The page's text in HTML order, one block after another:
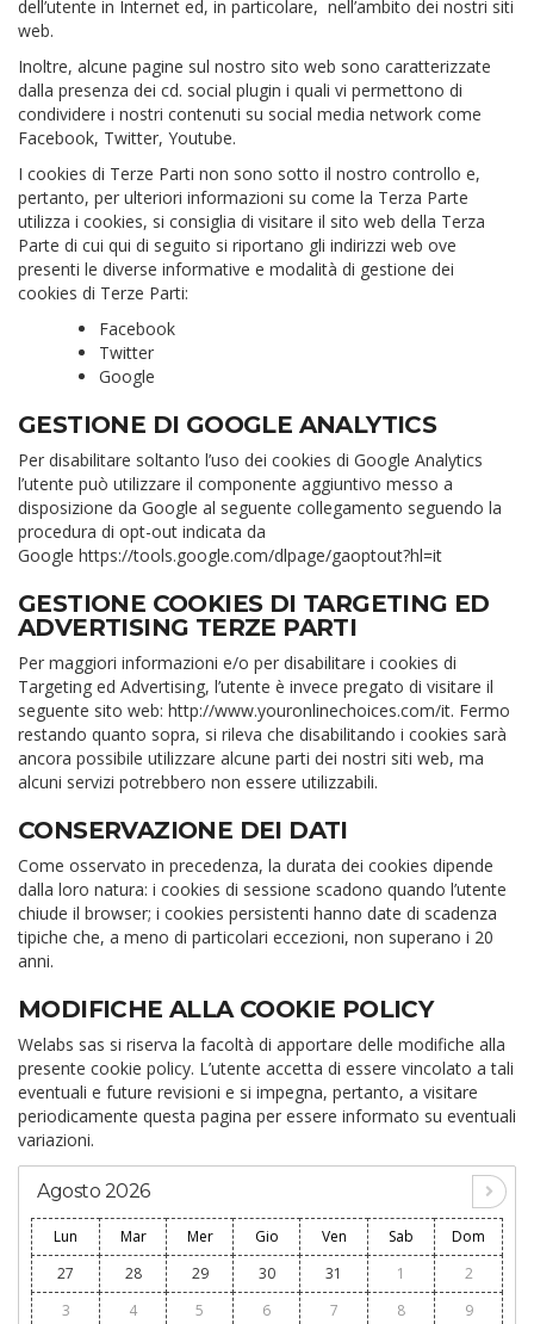
dell’utente in Internet ed, in particolare, nell’ambito dei nostri siti
web.
Inoltre, alcune pagine sul nostro sito web sono caratterizzate
dalla presenza dei cd. social plugin i quali vi permettono di
condividere i nostri contenuti su social media network come
Facebook, Twitter, Youtube.
I cookies di Terze Parti non sono sotto il nostro controllo e,
pertanto, per ulteriori informazioni su come la Terza Parte
utilizza i cookies, si consiglia di visitare il sito web della Terza
Parte di cui qui di seguito si riportano gli indirizzi web ove
presenti le diverse informative e modalità di gestione dei
cookies di Terze Parti:
Facebook
Twitter
Google
GESTIONE DI GOOGLE ANALYTICS
Per disabilitare soltanto l’uso dei cookies di Google Analytics
l’utente può utilizzare il componente aggiuntivo messo a
disposizione da Google al seguente collegamento seguendo la
procedura di opt-out indicata da
Google https://tools.google.com/dlpage/gaoptout?hl=it
GESTIONE COOKIES DI TARGETING ED
ADVERTISING TERZE PARTI
Per maggiori informazioni e/o per disabilitare i cookies di
Targeting ed Advertising, l’utente è invece pregato di visitare il
seguente sito web: http://www.youronlinechoices.com/it. Fermo
restando quanto sopra, si rileva che disabilitando i cookies sarà
ancora possibile utilizzare alcune parti dei nostri siti web, ma
alcuni servizi potrebbero non essere utilizzabili.
CONSERVAZIONE DEI DATI
Come osservato in precedenza, la durata dei cookies dipende
dalla loro natura: i cookies di sessione scadono quando l’utente
chiude il browser; i cookies persistenti hanno date di scadenza
tipiche che, a meno di particolari eccezioni, non superano i 20
anni.
MODIFICHE ALLA COOKIE POLICY
Welabs sas si riserva la facoltà di apportare delle modifiche alla
presente cookie policy. L’utente accetta di essere vincolato a tali
eventuali e future revisioni e si impegna, pertanto, a visitare
periodicamente questa pagina per essere informato su eventuali
variazioni.
Agosto 2026
Lun Mar Mer Gio Ven Sab
Dom
27
28 29 30 31 1
2
3
4 5 6 7 8 9